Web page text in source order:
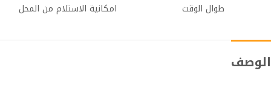
طوال الوقت امكانية الاستلام من المحل
الوصف